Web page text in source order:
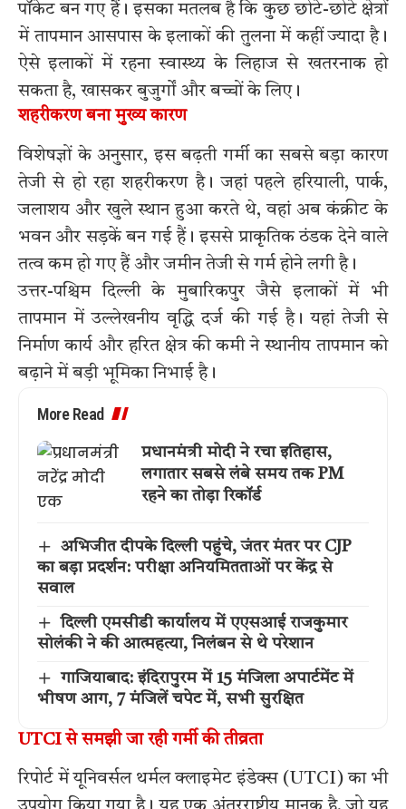
पॉकेट बन गए हैं। इसका मतलब है कि कुछ छोटे-छोटे क्षेत्रों
में तापमान आसपास के इलाकों की तुलना में कहीं ज्यादा है।
ऐसे इलाकों में रहना स्वास्थ्य के लिहाज से खतरनाक हो
सकता है, खासकर बुजुर्गों और बच्चों के लिए।
शहरीकरण बना मुख्य कारण
विशेषज्ञों के अनुसार, इस बढ़ती गर्मी का सबसे बड़ा कारण
तेजी से हो रहा शहरीकरण है। जहां पहले हरियाली, पार्क,
जलाशय और खुले स्थान हुआ करते थे, वहां अब कंक्रीट के
भवन और सड़कें बन गई हैं। इससे प्राकृतिक ठंडक देने वाले
तत्व कम हो गए हैं और जमीन तेजी से गर्म होने लगी है।
उत्तर-पश्चिम दिल्ली के मुबारिकपुर जैसे इलाकों में भी
तापमान में उल्लेखनीय वृद्धि दर्ज की गई है। यहां तेजी से
निर्माण कार्य और हरित क्षेत्र की कमी ने स्थानीय तापमान को
बढ़ाने में बड़ी भूमिका निभाई है।
More Read
प्रधानमंत्री मोदी ने रचा इतिहास,
लगातार सबसे लंबे समय तक PM
रहने का तोड़ा रिकॉर्ड
अभिजीत दीपके दिल्ली पहुंचे, जंतर मंतर पर CJP
का बड़ा प्रदर्शन: परीक्षा अनियमितताओं पर केंद्र से
सवाल
दिल्ली एमसीडी कार्यालय में एएसआई राजकुमार
सोलंकी ने की आत्महत्या, निलंबन से थे परेशान
गाजियाबाद: इंदिरापुरम में 15 मंजिला अपार्टमेंट में
भीषण आग, 7 मंजिलें चपेट में, सभी सुरक्षित
UTCI से समझी जा रही गर्मी की तीव्रता
रिपोर्ट में यूनिवर्सल थर्मल क्लाइमेट इंडेक्स (UTCI) का भी